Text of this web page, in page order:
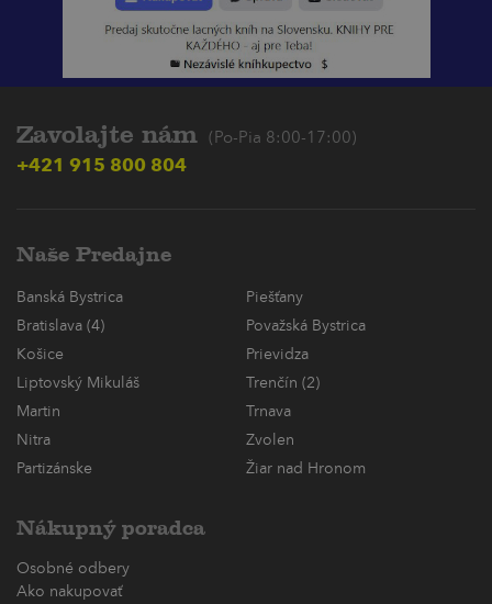
Zavolajte nám (Po-Pia 8:00-17:00)
+421 915 800 804
Naše Predajne
Banská Bystrica
Piešťany
Bratislava (4)
Považská Bystrica
Košice
Prievidza
Liptovský Mikuláš
Trenčín (2)
Martin
Trnava
Nitra
Zvolen
Partizánske
Žiar nad Hronom
Nákupný poradca
Osobné odbery
Ako nakupovať